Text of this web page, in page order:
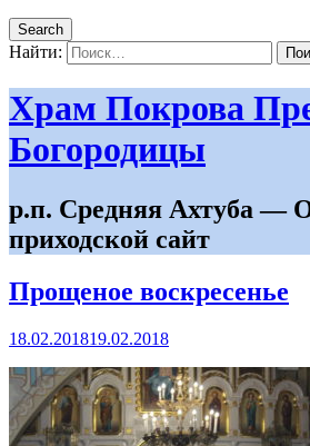
Search
Найти:
Храм Покрова
Богородицы
р.п. Средняя Ахтуба —
приходской сайт
Прощеное воскресенье
18.02.201819.02.2018